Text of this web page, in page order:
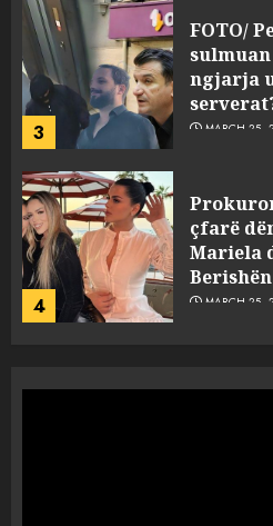
3
FOTO/
sulmuan
ngjarja
MARCH 25,
4
çfarë
Mariela
Berishën
MARCH 25,